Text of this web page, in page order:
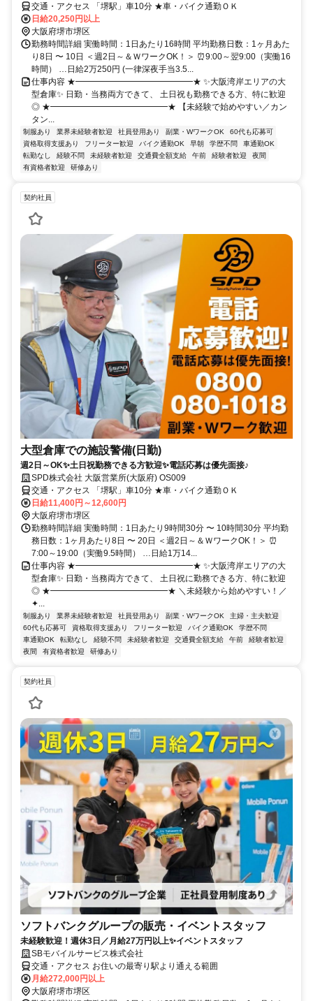
交通・アクセス 「堺駅」車10分 ★車・バイク通勤ＯＫ
日給20,250円以上
大阪府堺市堺区
勤務時間詳細 実働時間：1日あたり16時間 平均勤務日数：1ヶ月あた
り8日 〜 10日 ＜週2日～＆ＷワークOK！＞ ⏰9:00～翌9:00（実働16
時間） …日給2万250円 (一律深夜手当3.5...
仕事内容 ★━━━━━━━━━━━━━━★ ✨大阪湾岸エリアの大
型倉庫✨ 日勤・当務両方できて、 土日祝も勤務できる方、特に歓迎
◎ ★━━━━━━━━━━━━━━★ 【未経験で始めやすい／カン
タン...
制服あり 業界未経験者歓迎 社員登用あり 副業・WワークOK
60代も応募可
資格取得支援あり
フリーター歓迎 バイク通勤OK 早朝 学歴不問
車通勤OK
転勤なし
経験不問 未経験者歓迎 交通費全額支給 午前 経験者歓迎
夜間
有資格者歓迎
研修あり
契約社員
大型倉庫での施設警備(日勤)
週2日～OK✨土日祝勤務できる方歓迎✨電話応募は優先面接♪
SPD株式会社 大阪営業所(大阪府) OS009
交通・アクセス 「堺駅」車10分 ★車・バイク通勤ＯＫ
日給11,400円～12,600円
大阪府堺市堺区
勤務時間詳細 実働時間：1日あたり9時間30分 〜 10時間30分 平均勤
務日数：1ヶ月あたり8日 〜 20日 ＜週2日～＆ＷワークOK！＞ ⏰
7:00～19:00（実働9.5時間） …日給1万14...
仕事内容 ★━━━━━━━━━━━━━━★ ✨大阪湾岸エリアの大
型倉庫✨ 日勤・当務両方できて、 土日祝に勤務できる方、特に歓迎
◎ ★━━━━━━━━━━━━━━★ ＼未経験から始めやすい！／
✦...
制服あり 業界未経験者歓迎 社員登用あり 副業・WワークOK
主婦・主夫歓迎
60代も応募可
資格取得支援あり フリーター歓迎 バイク通勤OK
学歴不問
車通勤OK
転勤なし 経験不問 未経験者歓迎 交通費全額支給 午前
経験者歓迎
夜間
有資格者歓迎 研修あり
契約社員
ソフトバンクグループの販売・イベントスタッフ
未経験歓迎！週休3日／月給27万円以上✨イベントスタッフ
SBモバイルサービス株式会社
交通・アクセス お住いの最寄り駅より通える範囲
月給272,000円以上
大阪府堺市堺区